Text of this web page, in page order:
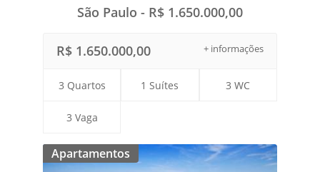
São Paulo - R$ 1.650.000,00
+ informações
R$ 1.650.000,00
3 Quartos 1 Suítes 3 WC
3 Vaga
Apartamentos